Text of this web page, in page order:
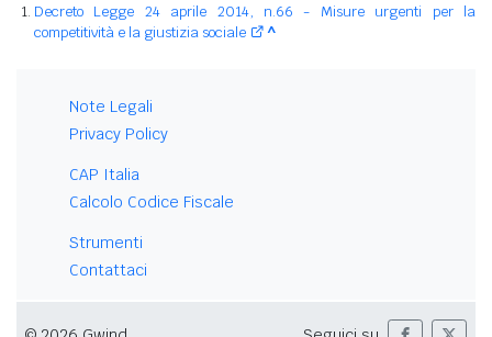
Decreto Legge 24 aprile 2014, n.66 - Misure urgenti per la
competitività e la giustizia sociale
^
Note Legali
Privacy Policy
CAP Italia
Calcolo Codice Fiscale
Strumenti
Contattaci